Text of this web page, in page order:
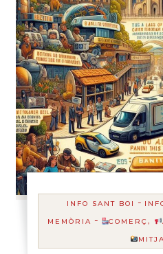
INFO SANT BOI -
MEMÒRIA - COMERÇ,